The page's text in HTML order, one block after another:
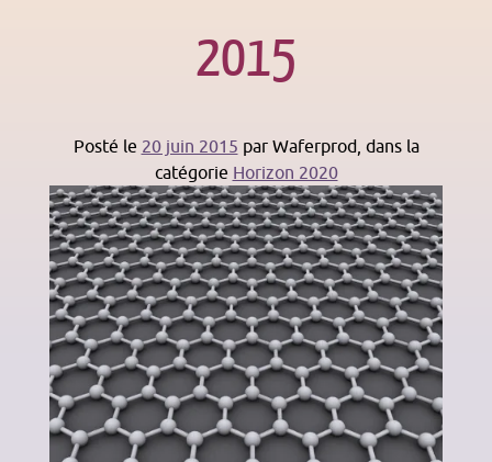
2015
Posté le 20 juin 2015 par Waferprod, dans la
catégorie Horizon 2020